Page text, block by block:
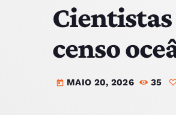
Cientistas
censo
today MAIO 20, 2026 35